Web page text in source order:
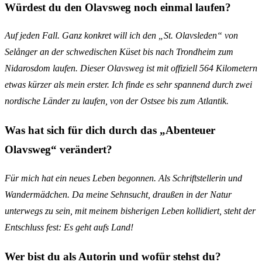
Würdest du den Olavsweg noch einmal laufen?
Auf jeden Fall. Ganz konkret will ich den „St. Olavsleden“ von
Selånger an der schwedischen Küset bis nach Trondheim zum
Nidarosdom laufen. Dieser Olavsweg ist mit offiziell 564 Kilometern
etwas kürzer als mein erster. Ich finde es sehr spannend durch zwei
nordische Länder zu laufen, von der Ostsee bis zum Atlantik.
Was hat sich für dich durch das „Abenteuer
Olavsweg“ verändert?
Für mich hat ein neues Leben begonnen. Als Schriftstellerin und
Wandermädchen. Da meine Sehnsucht, draußen in der Natur
unterwegs zu sein, mit meinem bisherigen Leben kollidiert, steht der
Entschluss fest: Es geht aufs Land!
Wer bist du als Autorin und wofür stehst du?